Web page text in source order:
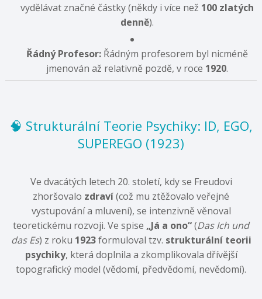
vydělávat značné částky (někdy i více než 100 zlatých
denně).
Řádný Profesor:Řádným profesorem byl nicméně
jmenován až relativně pozdě, v roce 1920.
🧠 Strukturální Teorie Psychiky: ID, EGO,
SUPEREGO (1923)
Ve dvacátých letech 20. století, kdy se Freudovi
zhoršovalo zdraví(což mu ztěžovalo veřejné
vystupování a mluvení), se intenzivně věnoval
teoretickému rozvoji. Ve spise „Já a ono“(Das Ich und
das Es) z roku 1923formuloval tzv. strukturální teorii
psychiky, která doplnila a zkomplikovala dřívější
topografický model (vědomí, předvědomí, nevědomí).